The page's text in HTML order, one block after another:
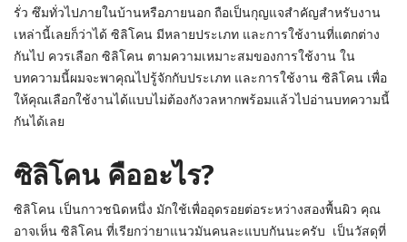
รั่ว ซึมทั่วไปภายในบ้านหรือภายนอก ถือเป็นกุญแจสำคัญสำหรับงาน
เหล่านี้เลยก็ว่าได้ ซิลิโคน มีหลายประเภท และการใช้งานที่แตกต่าง
กันไป ควรเลือก ซิลิโคน ตามความเหมาะสมของการใช้งาน ใน
บทความนี้ผมจะพาคุณไปรู้จักกับประเภท และการใช้งาน ซิลิโคน เพื่อ
ให้คุณเลือกใช้งานได้แบบไม่ต้องกังวลหากพร้อมแล้วไปอ่านบทความนี้
กันได้เลย
ซิลิโคน คืออะไร?
ซิลิโคน เป็นกาวชนิดหนึ่ง มักใช้เพื่ออุดรอยต่อระหว่างสองพื้นผิว คุณ
อาจเห็น ซิลิโคน ที่เรียกว่ายาแนวมันคนละแบบกันนะครับ เป็นวัสดุที่